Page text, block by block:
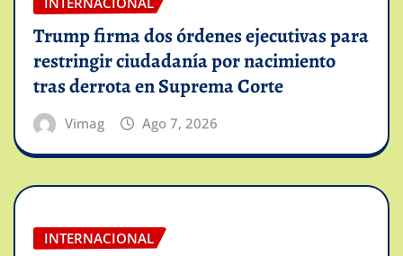
Trump firma dos órdenes ejecutivas para
restringir ciudadanía por nacimiento
tras derrota en Suprema Corte
Vimag Ago 7, 2026
INTERNACIONAL